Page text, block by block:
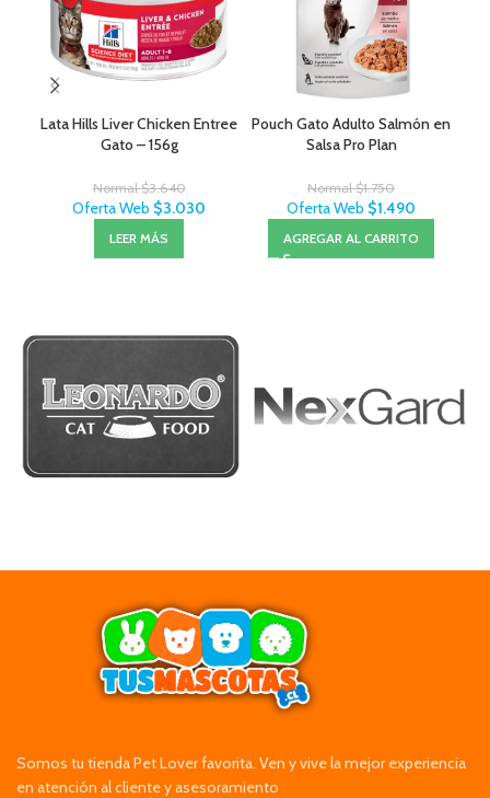
Lata Hills Liver Chicken Entree
Gato – 156g
Normal$3.640
Oferta Web $3.030
LEER MÁS
Pouch Gato Adulto Salmón en
Salsa Pro Plan
Normal$1.750
Oferta Web $1.490
AGREGAR AL CARRITO
Somos tu tienda Pet Lover favorita. Ven y vive la mejor experiencia
en atención al cliente y asesoramiento